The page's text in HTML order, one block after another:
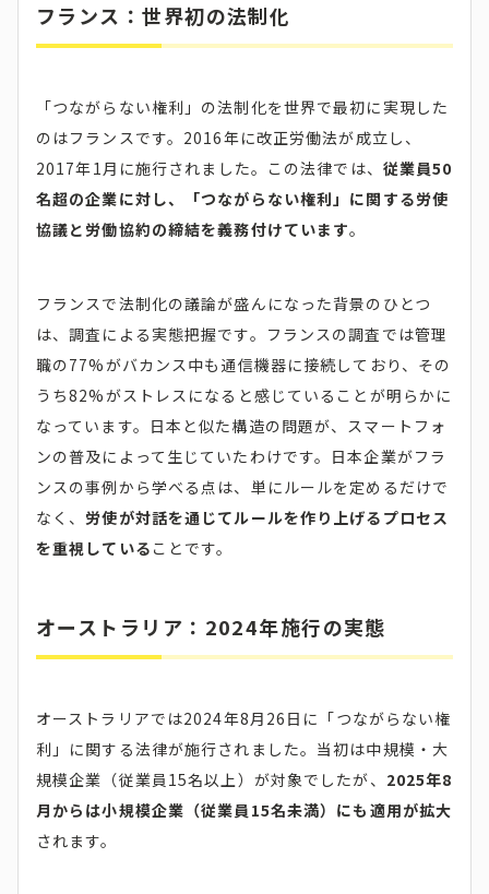
フランス：世界初の法制化
「つながらない権利」の法制化を世界で最初に実現した
のはフランスです。2016年に改正労働法が成立し、
2017年1月に施行されました。この法律では、 従業員50
名超の企業に対し、「つながらない権利」に関する労使
協議と労働協約の締結を義務付けています。
フランスで法制化の議論が盛んになった背景のひとつ
は、調査による実態把握です。フランスの調査では管理
職の77%がバカンス中も通信機器に接続しており、その
うち82%がストレスになると感じていることが明らかに
なっています。日本と似た構造の問題が、スマートフォ
ンの普及によって生じていたわけです。日本企業がフラ
ンスの事例から学べる点は、単にルールを定めるだけで
なく、労使が対話を通じてルールを作り上げるプロセス
を重視している ことです。
オーストラリア：2024年施行の実態
オーストラリアでは2024年8月26日に「つながらない権
利」に関する法律が施行されました。当初は中規模・大
規模企業（従業員15名以上）が対象でしたが、 2025年8
月からは小規模企業（従業員15名未満）にも適用が拡大
されます。